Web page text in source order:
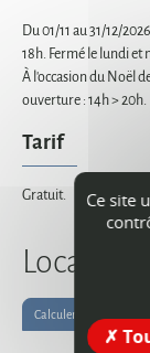
Du 01/11 au 31/12/
18h. Fermé le lundi et
À l'occasion du Noël
ouverture : 14h > 20h.
Tarif
Gratuit.
Calculer votre itinéraire
Ce site